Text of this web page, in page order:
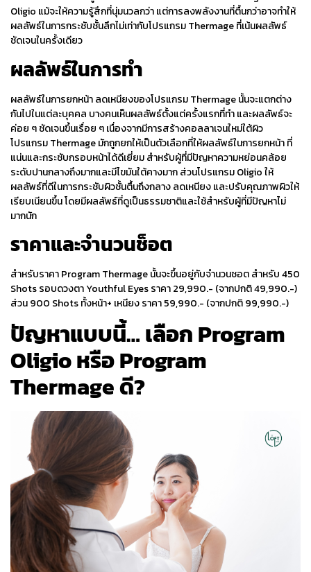
Oligio แม้จะให้ความรู้สึกที่นุ่มนวลกว่า แต่การลงพลังงานที่ตื้นกว่าอาจทำให้
ผลลัพธ์ในการกระชับชั้นลึกไม่เท่ากับโปรแกรมThermageที่เน้นผลลัพธ์
ชัดเจนในครั้งเดียว
ผลลัพธ์ในการทำ
ผลลัพธ์ในการยกหน้าลดเหนียงของโปรแกรมThermageนั้นจะแตกต่าง
กันไปในแต่ละบุคคล บางคนเห็นผลลัพธ์ตั้งแต่ครั้งแรกที่ทำ และผลลัพธ์จะ
ค่อย ๆ ชัดเจนขึ้นเรื่อย ๆ เนื่องจากมีการสร้างคอลลาเจนใหม่ใต้ผิว
โปรแกรมThermageมักถูกยกให้เป็นตัวเลือกที่ให้ผลลัพธ์ในการยกหน้าที่
แน่นและกระชับกรอบหน้าได้ดีเยี่ยม สำหรับผู้ที่มีปัญหาความหย่อนคล้อย
ระดับปานกลางถึงมากและมีไขมันใต้คางมาก ส่วนโปรแกรมOligioให้
ผลลัพธ์ที่ดีในการกระชับผิวชั้นตื้นถึงกลาง ลดเหนียง และปรับคุณภาพผิวให้
เรียบเนียนขึ้น โดยมีผลลัพธ์ที่ดูเป็นธรรมชาติและใช้สำหรับผู้ที่มีปัญหาไม่
มากนัก
ราคาและจำนวนช็อต
สำหรับราคา Program Thermage นั้นจะขึ้นอยู่กับจำนวนชอต สำหรับ 450
Shots รอบดวงตา Youthful Eyes ราคา 29,990.- (จากปกติ 49,990.-)
ส่วน 900 Shots ทั้งหน้า+ เหนียง ราคา 59,990.- (จากปกติ 99,990.-)
ปัญหาแบบนี้… เลือก Program
Oligioหรือ Program
Thermageดี?